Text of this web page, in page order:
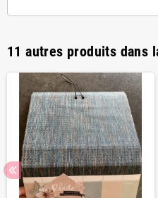
11 autres produits dans